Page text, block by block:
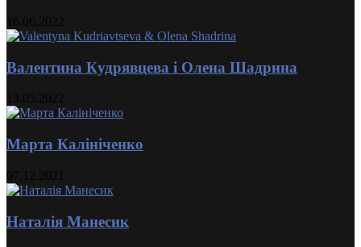
Валентина Кудрявцева і Олена Шадрина
Марта Калініченко
Наталія Манесик